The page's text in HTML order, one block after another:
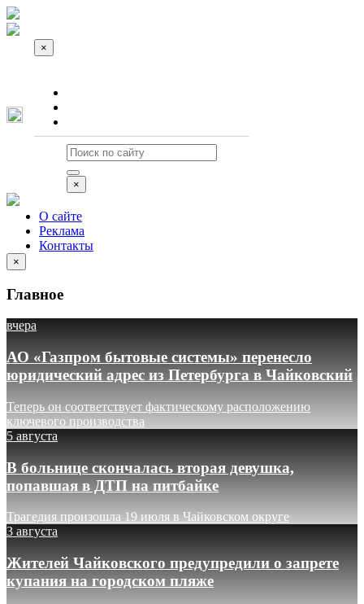
×
×
О сайте
Реклама
Контакты
×
Главное
вчера
АО «Газпром бытовые системы» перенесло
юридический адрес из Петербурга в Чайковский
Теперь он соответствует фактическому расположению
ключевого производства
5 августа
В больнице скончалась вторая девушка,
попавшая в ДТП на питбайке
Трагедия произошла 19 июля в Чайковском округе
3 августа
Жителей Чайковского предупредили о запрете
купания на городском пляже